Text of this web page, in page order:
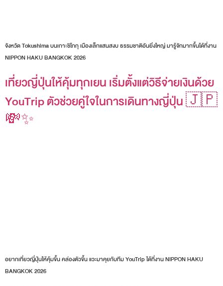
จังหวัด Tokushima บนเกาะชิโกกุ เมืองเล็กแสนสงบ ธรรมชาติอันยิ่งใหญ่ มารู้จักมากขึ้นได้ที่งาน
NIPPON HAKU BANGKOK 2026
เที่ยวญี่ปุ่นให้คุ้มทุกเยน เริ่มตั้งแต่วิธีจ่ายเงินด้วย
YouTrip ตัวช่วยคู่ใจในการเดินทางญี่ปุ่น 🇯🇵
💸✨
อยากเที่ยวญี่ปุ่นให้คุ้มขึ้น คล่องตัวขึ้น แวะมาคุยกับทีม YouTrip ได้ที่งาน NIPPON HAKU
BANGKOK 2026